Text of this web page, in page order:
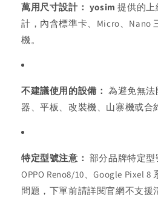
萬用尺寸設計： yosim 提供的上
計，內含標準卡、Micro、Nano
機。
不建議使用的設備： 為避免無
器、平板、改裝機、山寨機或合
特定型號注意： 部分品牌特定型
OPPO Reno8/10、Google Pixel
問題，下單前請詳閱官網不支援